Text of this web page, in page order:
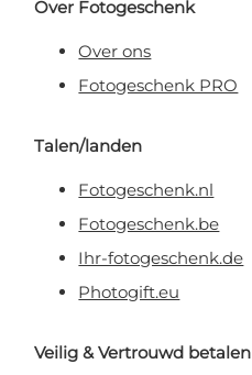
Over Fotogeschenk
Over ons
Fotogeschenk PRO
Talen/landen
Fotogeschenk.nl
Fotogeschenk.be
Ihr-fotogeschenk.de
Photogift.eu
Veilig & Vertrouwd betalen